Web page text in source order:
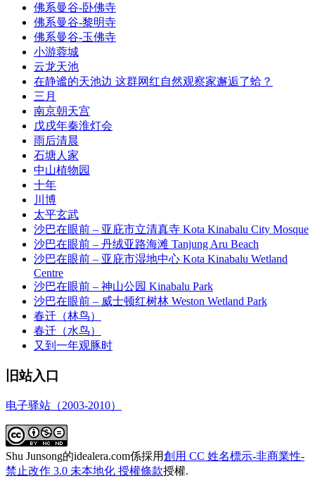
佛系曼谷-卧佛寺
佛系曼谷-黎明寺
佛系曼谷-玉佛寺
小游蓉城
云龙天池
在静谧的天池边 这群网红自然观察家邂逅了蛤？
三月
南京朝天宫
戊戌年秦淮灯会
雨后清晨
石塘人家
中山植物园
十年
川博
太平玄武
沙巴在眼前 – 亚庇市立清真寺 Kota Kinabalu City Mosque
沙巴在眼前 – 丹绒亚路海滩 Tanjung Aru Beach
沙巴在眼前 – 亚庇市湿地中心 Kota Kinabalu Wetland
Centre
沙巴在眼前 – 神山公园 Kinabalu Park
沙巴在眼前 – 威士顿红树林 Weston Wetland Park
春迁（林鸟）
春迁（水鸟）
又到一年观豚时
旧站入口
电子驿站（2003-2010）
Shu Junsong的idealera.com係採用創用 CC 姓名標示-非商業性-
禁止改作 3.0 未本地化 授權條款授權.